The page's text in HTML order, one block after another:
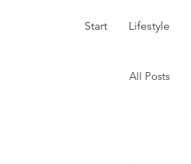
Start Lifestyle
All Posts